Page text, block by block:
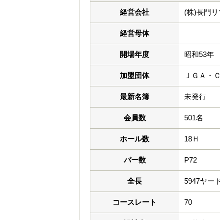
経営会社 (株)長門
経営母体
開場年度 昭和53年
加盟団体 ＪＧＡ・
最新名簿 未発行
会員数 501名
ホール数 18Ｈ
パー数 P72
全長 5947ヤー
コースレート 70